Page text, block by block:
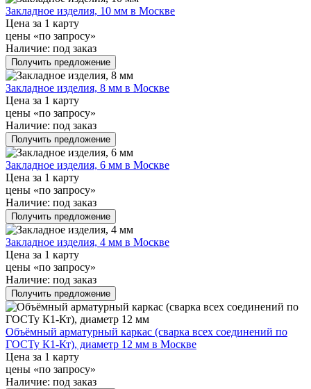
Закладное изделия, 10 мм в Москве
Цена за 1 карту
цены «по запросу»
Наличие: под заказ
Получить предложение
Закладное изделия, 8 мм в Москве
Цена за 1 карту
цены «по запросу»
Наличие: под заказ
Получить предложение
Закладное изделия, 6 мм в Москве
Цена за 1 карту
цены «по запросу»
Наличие: под заказ
Получить предложение
Закладное изделия, 4 мм в Москве
Цена за 1 карту
цены «по запросу»
Наличие: под заказ
Получить предложение
Объёмный арматурный каркас (сварка всех соединений по
ГОСТу К1-Кт), диаметр 12 мм в Москве
Цена за 1 карту
цены «по запросу»
Наличие: под заказ